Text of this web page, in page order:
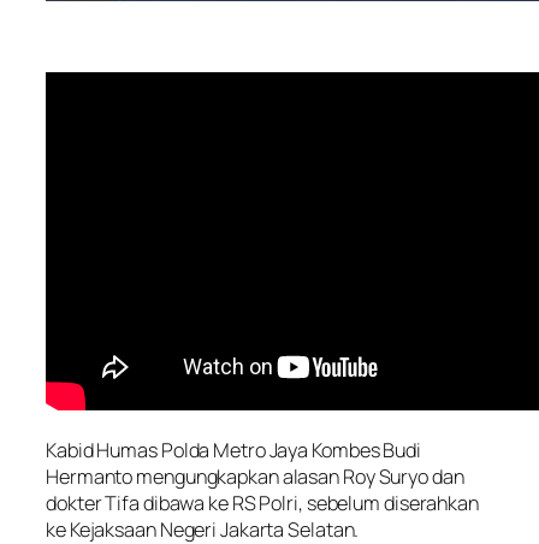
Kabid Humas Polda Metro Jaya Kombes Budi
Hermanto mengungkapkan alasan Roy Suryo dan
dokter Tifa dibawa ke RS Polri, sebelum diserahkan
ke Kejaksaan Negeri Jakarta Selatan.